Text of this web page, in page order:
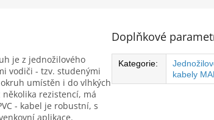
je z jednožilového
vodiči - tzv. studenými
umístěn i do vlhkých
rezistencí, má
- kabel je robustní, s
aplikace.
Doplňkové
Kategorie:
kabely